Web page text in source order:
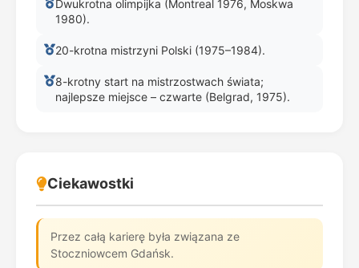
Dwukrotna olimpijka (Montreal 1976, Moskwa
1980).
20-krotna mistrzyni Polski (1975–1984).
8-krotny start na mistrzostwach świata;
najlepsze miejsce – czwarte (Belgrad, 1975).
Ciekawostki
Przez całą karierę była związana ze
Stoczniowcem Gdańsk.